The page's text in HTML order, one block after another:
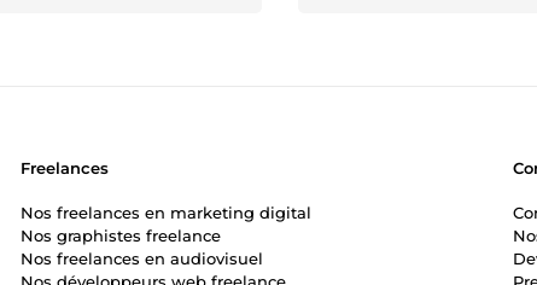
Freelances
Nos freelances en marketing digital
Nos graphistes freelance
Nos freelances en audiovisuel
Nos développeurs web freelance